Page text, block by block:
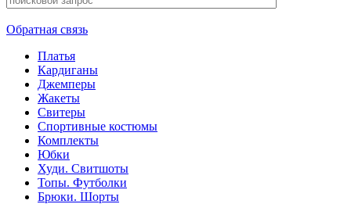
Обратная связь
Платья
Кардиганы
Джемперы
Жакеты
Свитеры
Спортивные костюмы
Комплекты
Юбки
Худи. Свитшоты
Топы. Футболки
Брюки. Шорты